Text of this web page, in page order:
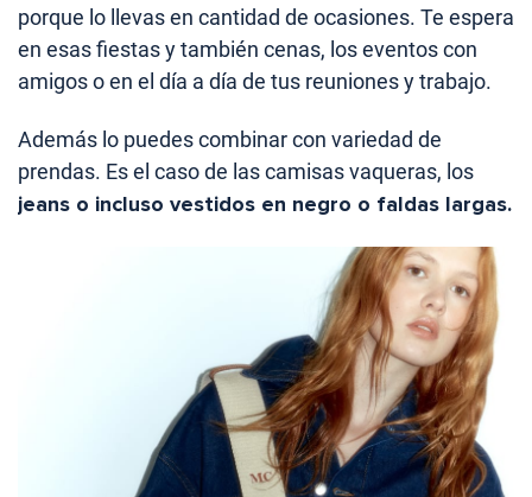
porque lo llevas en cantidad de ocasiones. Te espera
en esas fiestas y también cenas, los eventos con
amigos o en el día a día de tus reuniones y trabajo.
Además lo puedes combinar con variedad de
prendas. Es el caso de las camisas vaqueras, los
jeans o incluso vestidos en negro o faldas largas.